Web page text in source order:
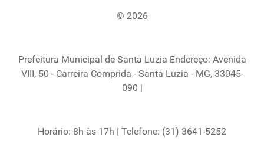
© 2026
Prefeitura Municipal de Santa Luzia Endereço: Avenida
VIII, 50 - Carreira Comprida - Santa Luzia - MG, 33045-
090 |
Horário: 8h às 17h | Telefone: (31) 3641-5252